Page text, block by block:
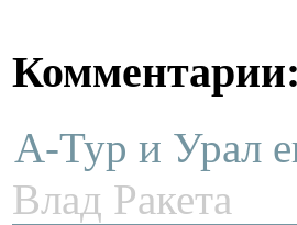
Комментарии:
А-Тур и Урал
Влад Ракета